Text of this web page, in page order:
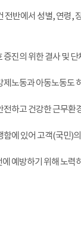
전반에서 성별, 연령,
진의 위한 결사 및
제노동과 아동노동도
전하고 건강한 근무
에 있어 고객(국민)
예방하기 위해 노